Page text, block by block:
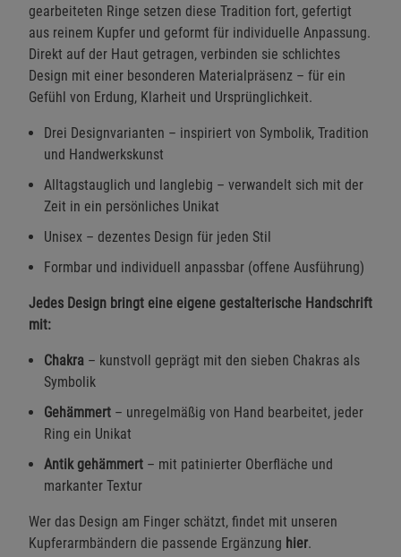
gearbeiteten Ringe setzen diese Tradition fort, gefertigt
aus reinem Kupfer und geformt für individuelle Anpassung.
Direkt auf der Haut getragen, verbinden sie schlichtes
Design mit einer besonderen Materialpräsenz – für ein
Gefühl von Erdung, Klarheit und Ursprünglichkeit.
Drei Designvarianten – inspiriert von Symbolik, Tradition
und Handwerkskunst
Alltagstauglich und langlebig – verwandelt sich mit der
Zeit in ein persönliches Unikat
Unisex – dezentes Design für jeden Stil
Formbar und individuell anpassbar (offene Ausführung)
Jedes Design bringt eine eigene gestalterische Handschrift
mit:
Chakra – kunstvoll geprägt mit den sieben Chakras als
Symbolik
Gehämmert – unregelmäßig von Hand bearbeitet, jeder
Ring ein Unikat
Antik gehämmert – mit patinierter Oberfläche und
markanter Textur
Wer das Design am Finger schätzt, findet mit unseren
Kupferarmbändern die passende Ergänzung hier.